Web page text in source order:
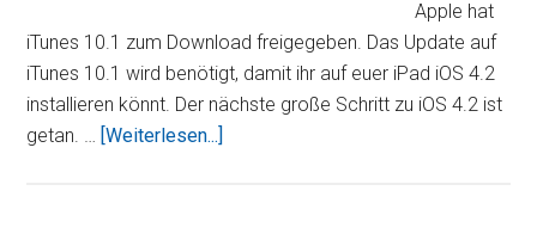
Apple hat
iTunes 10.1 zum Download freigegeben. Das Update auf
iTunes 10.1 wird benötigt, damit ihr auf euer iPad iOS 4.2
installieren könnt. Der nächste große Schritt zu iOS 4.2 ist
getan. … [Weiterlesen...]